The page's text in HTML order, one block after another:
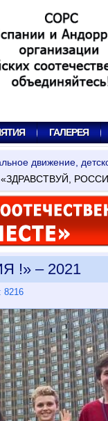
ГАЛЕРЕЯ
движение,
«ЗДРАВСТВУЙ,
!» – 2021
8216